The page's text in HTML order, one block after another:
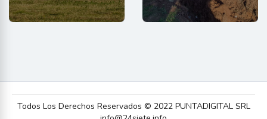
Todos Los Derechos Reservados © 2022 PUNTADIGITAL SRL